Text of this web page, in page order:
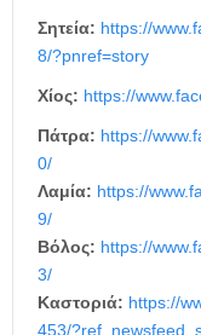
Σητεία: https://
8/?pnref=story
Χίος: https://
Πάτρα: https://
0/
Λαμία: https://
9/
Βόλος: https://
3/
Καστοριά: https://
453/